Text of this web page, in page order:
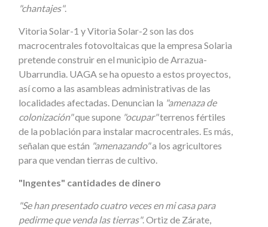
"chantajes".
Vitoria Solar-1 y Vitoria Solar-2 son las dos
macrocentrales fotovoltaicas que la empresa Solaria
pretende construir en el municipio de Arrazua-
Ubarrundia. UAGA se ha opuesto a estos proyectos,
así como a las asambleas administrativas de las
localidades afectadas. Denuncian la "amenaza de
colonización"que supone "ocupar"terrenos fértiles
de la población para instalar macrocentrales. Es más,
señalan que están "amenazando"a los agricultores
para que vendan tierras de cultivo.
"Ingentes" cantidades de dinero
"Se han presentado cuatro veces en mi casa para
pedirme que venda las tierras". Ortiz de Zárate,